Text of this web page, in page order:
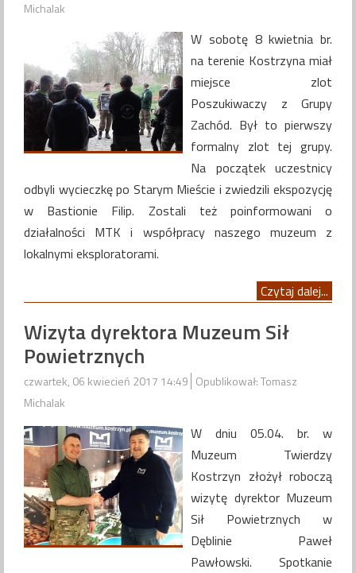
Michalak
W sobotę 8 kwietnia br.
na terenie Kostrzyna miał
miejsce zlot
Poszukiwaczy z Grupy
Zachód. Był to pierwszy
formalny zlot tej grupy.
Na początek uczestnicy
odbyli wycieczkę po Starym Mieście i zwiedzili ekspozycję
w Bastionie Filip. Zostali też poinformowani o
działalności MTK i współpracy naszego muzeum z
lokalnymi eksploratorami.
Czytaj dalej...
Wizyta dyrektora Muzeum Sił
Powietrznych
czwartek, 06 kwiecień 2017 14:49 Opublikował: Tomasz
Michalak
W dniu 05.04. br. w
Muzeum Twierdzy
Kostrzyn złożył roboczą
wizytę dyrektor Muzeum
Sił Powietrznych w
Dęblinie Paweł
Pawłowski. Spotkanie